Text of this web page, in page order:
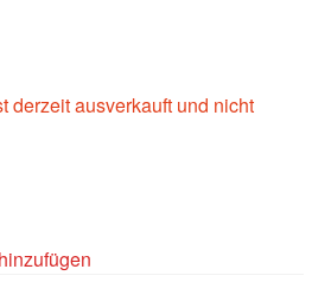
derzeit ausverkauft und nicht